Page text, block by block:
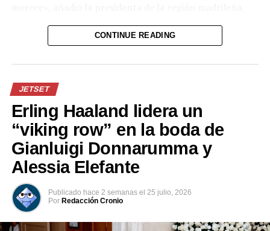
El incendio forestal que afectó el noroeste de la región
de Madrid arrasó 27.000 hectáreas y dejó a más de
50.000 personas afectadas entre evacuados y
Comparte esto:
Facebook X
Me gusta esto:
CONTINUE READING
JETSET
Erling Haaland lidera un
“viking row” en la boda de
Gianluigi Donnarumma y
Alessia Elefante
Publicado hace 2 semanas el 25 julio, 2026
Por Redacción Cronio